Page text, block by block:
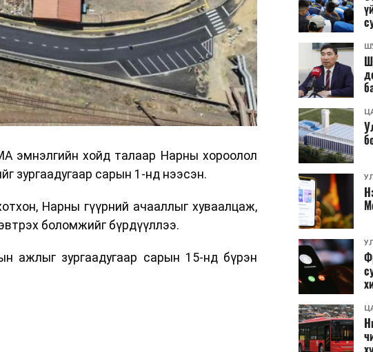
эмнэлгийн хойд талаар Нарны хороолол
зургаадугаар сарын 1-нд нээсэн.
Нарны гүүрний ачааллыг хуваалцаж,
боломжийг бүрдүүллээ.
ажлыг зургаадугаар сарын 15-нд бүрэн